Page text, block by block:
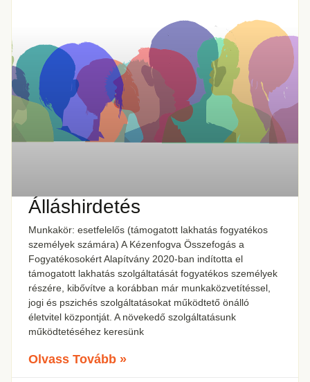
Álláshirdetés
Munkakör: esetfelelős (támogatott lakhatás fogyatékos
személyek számára) A Kézenfogva Összefogás a
Fogyatékosokért Alapítvány 2020-ban indította el
támogatott lakhatás szolgáltatását fogyatékos személyek
részére, kibővítve a korábban már munkaközvetítéssel,
jogi és pszichés szolgáltatásokat működtető önálló
életvitel központját. A növekedő szolgáltatásunk
működtetéséhez keresünk
Olvass Tovább »